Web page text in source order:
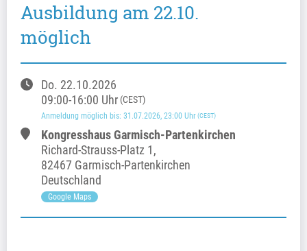
Ausbildung am 22.10.
möglich
Do. 22.10.2026
09:00-16:00 Uhr (CEST)
Anmeldung möglich bis: 31.07.2026, 23:00 Uhr(CEST)
Kongresshaus Garmisch-Partenkirchen
Richard-Strauss-Platz 1,
82467 Garmisch-Partenkirchen
Deutschland
Google Maps